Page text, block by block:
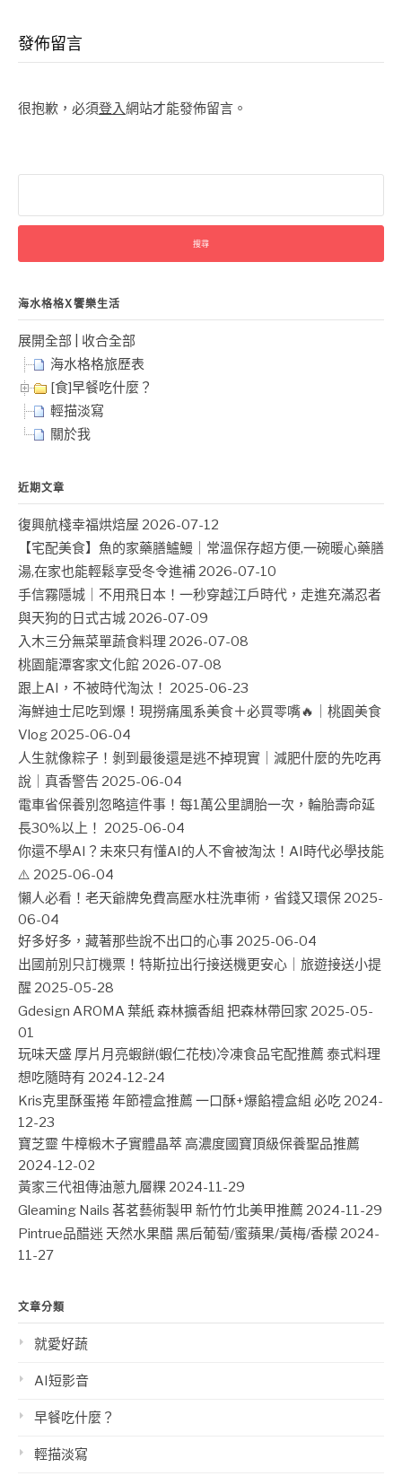
Reading
發佈留言
很抱歉，必須登入網站才能發佈留言。
關
字:
海水格格X饗樂生活
展開全部
收合全部
海水格格旅歷表
[食]早餐吃什麼？
輕描淡寫
關於我
近期文章
復興航棧幸福烘焙屋 2026-07-12
【宅配美食】魚的家藥膳鱸鰻｜常溫保存超方便,一碗暖心藥膳
湯,在家也能輕鬆享受冬令進補 2026-07-10
手信霧隱城｜不用飛日本！一秒穿越江戶時代，走進充滿忍者
與天狗的日式古城 2026-07-09
入木三分無菜單蔬食料理 2026-07-08
桃園龍潭客家文化館 2026-07-08
跟上AI，不被時代淘汰！ 2025-06-23
海鮮迪士尼吃到爆！現撈痛風系美食＋必買零嘴🔥｜桃園美食
Vlog 2025-06-04
人生就像粽子！剝到最後還是逃不掉現實｜減肥什麼的先吃再
說｜真香警告 2025-06-04
電車省保養別忽略這件事！每1萬公里調胎一次，輪胎壽命延
長30%以上！ 2025-06-04
你還不學AI？未來只有懂AI的人不會被淘汰！AI時代必學技能
⚠️ 2025-06-04
懶人必看！老天爺牌免費高壓水柱洗車術，省錢又環保 2025-
06-04
好多好多，藏著那些說不出口的心事 2025-06-04
出國前別只訂機票！特斯拉出行接送機更安心｜旅遊接送小提
醒 2025-05-28
Gdesign AROMA 葉紙 森林擴香組 把森林帶回家 2025-05-
01
玩味天盛 厚片月亮蝦餅(蝦仁花枝)冷凍食品宅配推薦 泰式料理
想吃隨時有 2024-12-24
Kris克里酥蛋捲 年節禮盒推薦 一口酥+爆餡禮盒組 必吃 2024-
12-23
寶芝靈 牛樟椴木子實體晶萃 高濃度國寶頂級保養聖品推薦
2024-12-02
黃家三代祖傳油蔥九層粿 2024-11-29
Gleaming Nails 茖茗藝術製甲 新竹竹北美甲推薦 2024-11-29
Pintrue品醋迷 天然水果醋 黑后葡萄/蜜蘋果/黃梅/香檬 2024-
11-27
文章分類
就愛好蔬
AI短影音
早餐吃什麼？
輕描淡寫